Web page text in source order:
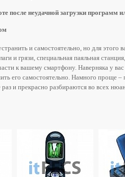
после неудачной загрузки программ
и самостоятельно, но для этого
и грязи, специальная паяльная
к вашему смартфону. Наверняка у
его самостоятельно. Намного проще
и прекрасно разбираются во всех